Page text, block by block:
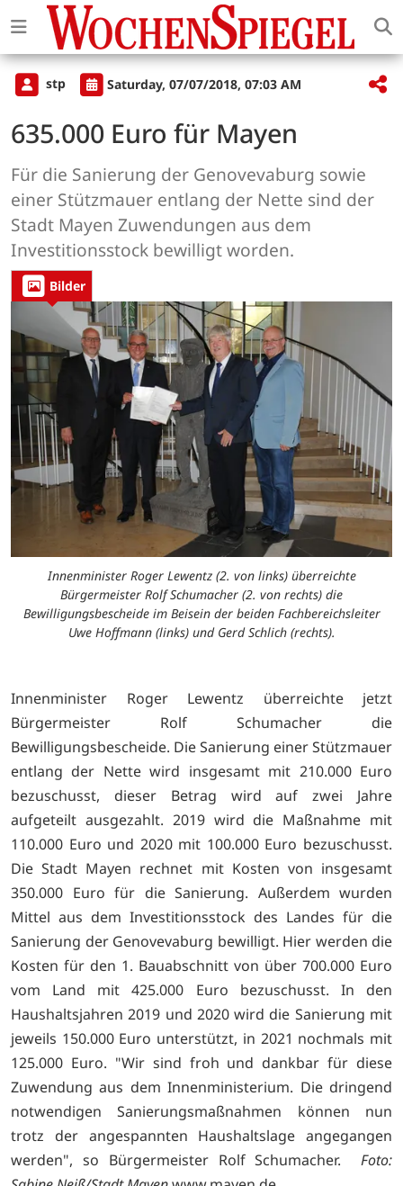
stp Saturday, 07/07/2018, 07:03 AM
635.000 Euro für Mayen
Für die Sanierung der Genovevaburg sowie
einer Stützmauer entlang der Nette sind der
Stadt Mayen Zuwendungen aus dem
Investitionsstock bewilligt worden.
Bilder
Innenminister Roger Lewentz (2. von links) überreichte
Bürgermeister Rolf Schumacher (2. von rechts) die
Bewilligungsbescheide im Beisein der beiden Fachbereichsleiter
Uwe Hoffmann (links) und Gerd Schlich (rechts).
Innenminister Roger Lewentz überreichte jetzt
Bürgermeister Rolf Schumacher die
Bewilligungsbescheide. Die Sanierung einer Stützmauer
entlang der Nette wird insgesamt mit 210.000 Euro
bezuschusst, dieser Betrag wird auf zwei Jahre
aufgeteilt ausgezahlt. 2019 wird die Maßnahme mit
110.000 Euro und 2020 mit 100.000 Euro bezuschusst.
Die Stadt Mayen rechnet mit Kosten von insgesamt
350.000 Euro für die Sanierung. Außerdem wurden
Mittel aus dem Investitionsstock des Landes für die
Sanierung der Genovevaburg bewilligt. Hier werden die
Kosten für den 1. Bauabschnitt von über 700.000 Euro
vom Land mit 425.000 Euro bezuschusst. In den
Haushaltsjahren 2019 und 2020 wird die Sanierung mit
jeweils 150.000 Euro unterstützt, in 2021 nochmals mit
125.000 Euro. "Wir sind froh und dankbar für diese
Zuwendung aus dem Innenministerium. Die dringend
notwendigen Sanierungsmaßnahmen können nun
trotz der angespannten Haushaltslage angegangen
werden", so Bürgermeister Rolf Schumacher. Foto: